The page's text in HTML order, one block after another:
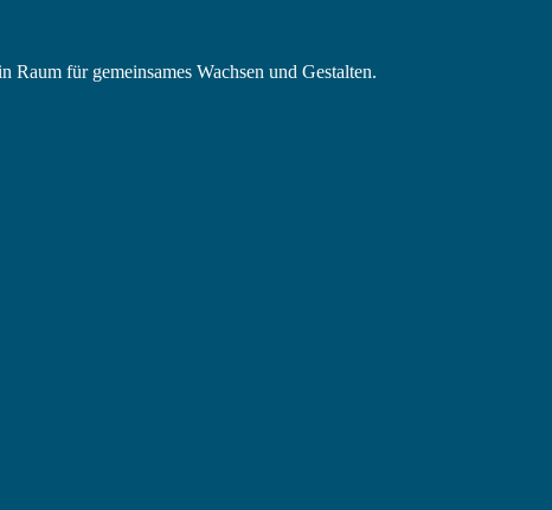
Raum für gemeinsames Wachsen und Gestalten.